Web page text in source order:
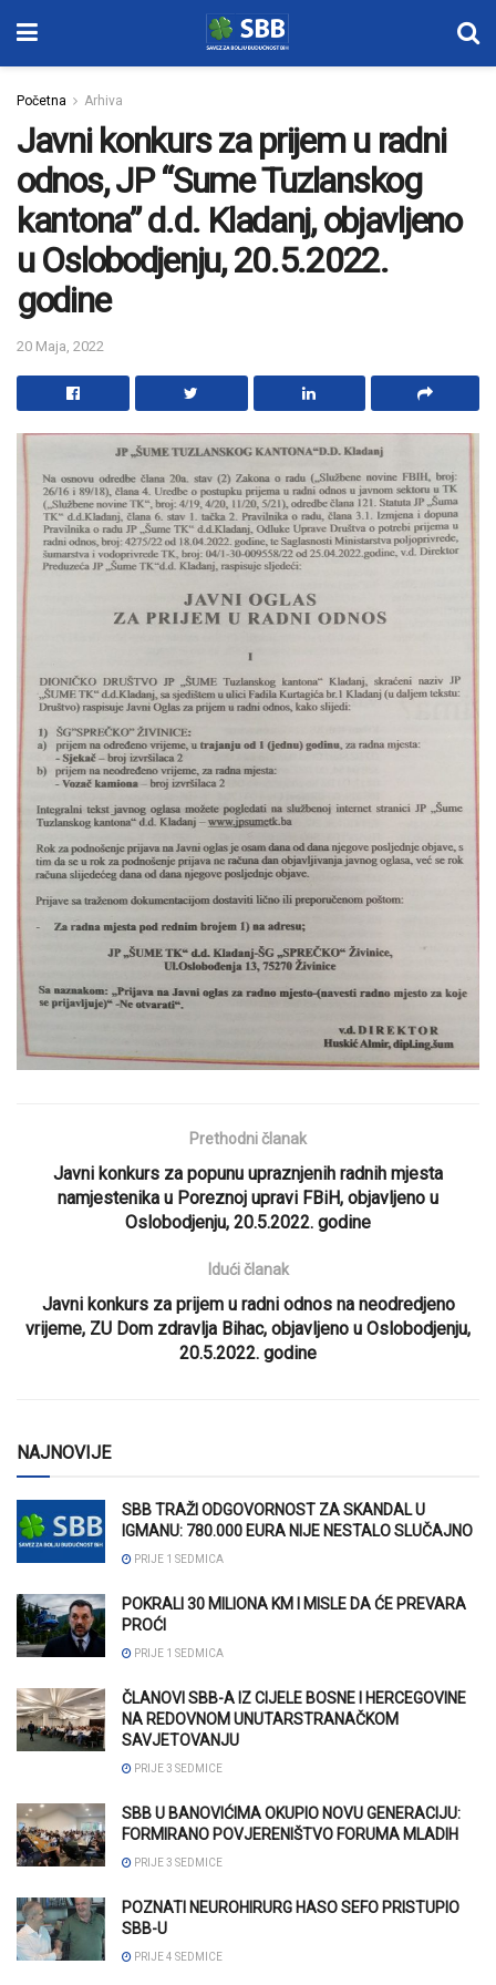
Početna Arhiva
Javni konkurs za prijem u radni
odnos, JP “Sume Tuzlanskog
kantona” d.d. Kladanj, objavljeno
u Oslobodjenju, 20.5.2022.
godine
20 Maja, 2022
Prethodni članak
Javni konkurs za popunu upraznjenih radnih mjesta
namjestenika u Poreznoj upravi FBiH, objavljeno u
Oslobodjenju, 20.5.2022. godine
Idući članak
Javni konkurs za prijem u radni odnos na neodredjeno
vrijeme, ZU Dom zdravlja Bihac, objavljeno u Oslobodjenju,
20.5.2022. godine
NAJNOVIJE
SBB TRAŽI ODGOVORNOST ZA SKANDAL U
IGMANU: 780.000 EURA NIJE NESTALO SLUČAJNO
PRIJE 1 SEDMICA
POKRALI 30 MILIONA KM I MISLE DA ĆE PREVARA
PROĆI
PRIJE 1 SEDMICA
ČLANOVI SBB-A IZ CIJELE BOSNE I HERCEGOVINE
NA REDOVNOM UNUTARSTRANAČKOM
SAVJETOVANJU
PRIJE 3 SEDMICE
SBB U BANOVIĆIMA OKUPIO NOVU GENERACIJU:
FORMIRANO POVJERENIŠTVO FORUMA MLADIH
PRIJE 3 SEDMICE
POZNATI NEUROHIRURG HASO SEFO PRISTUPIO
SBB-U
PRIJE 4 SEDMICE